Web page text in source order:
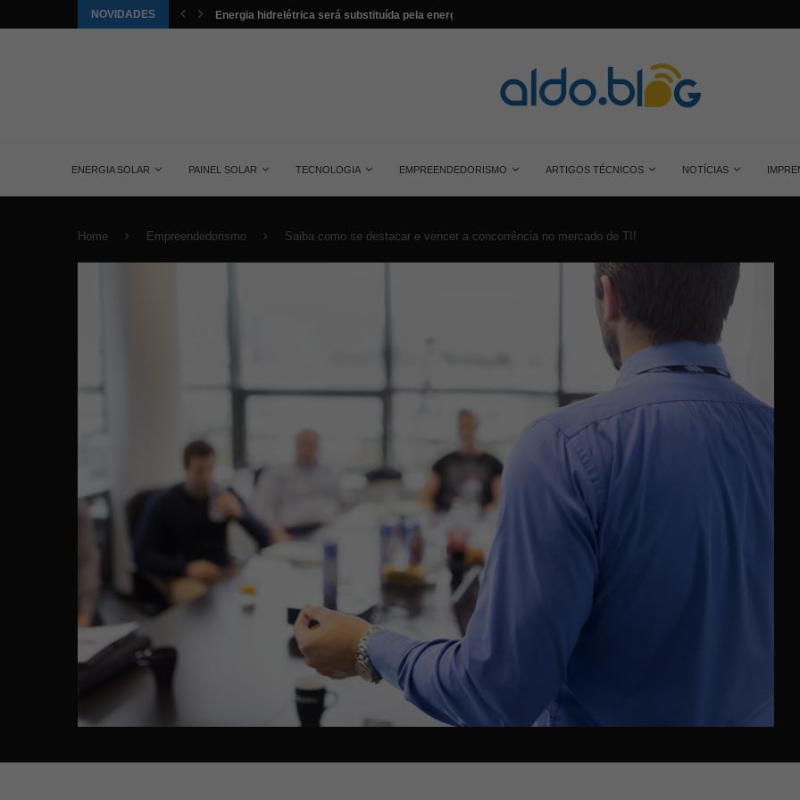
NOVIDADES
pela energia solar nos... Aldo é o novo distribuidor da Trust no...
ENERGIA SOLAR PAINEL SOLAR TECNOLOGIA EMPREENDEDORISMO ARTIGOS TÉCNICOS NOTÍCIAS
Home Empreendedorismo Saiba como se destacar e vencer a concorrência no mercado de TI!